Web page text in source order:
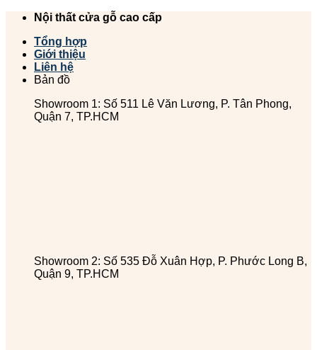
Chuyển
dung
Nội thất cửa gỗ cao cấp
Tổng hợp
Giới thiệu
Liên hệ
Bản đồ
Showroom 1: Số 511 Lê Văn Lương, P. Tân Phong,
Quận 7, TP.HCM
Showroom 2: Số 535 Đỗ Xuân Hợp, P. Phước Long B,
Quận 9, TP.HCM